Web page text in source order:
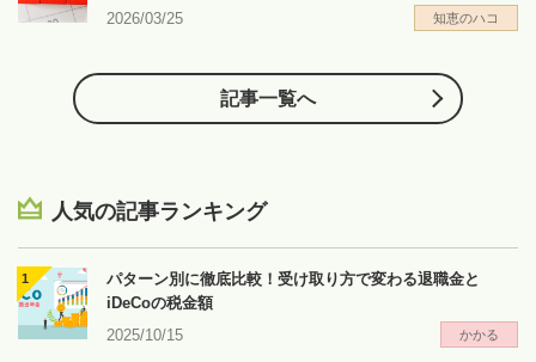
2026/03/25
知恵のハコ
記事一覧へ
人気の記事ランキング
パターン別に徹底比較！受け取り方で変わる退職金と
iDeCoの税金額
2025/10/15
かかる